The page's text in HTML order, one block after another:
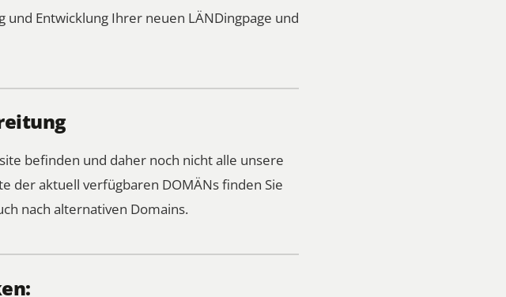
und Entwicklung Ihrer neuen LÄNDingpage und
befinden und daher noch nicht alle unsere
der aktuell verfügbaren DOMÄNs finden Sie
nach alternativen Domains.